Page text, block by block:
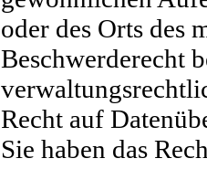
oder des Orts des
Beschwerderecht
Recht auf
Sie haben das